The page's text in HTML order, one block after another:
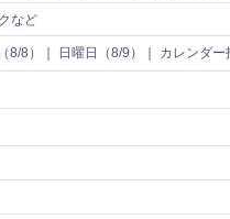
など
8/8） 日曜日（8/9） カレンダー